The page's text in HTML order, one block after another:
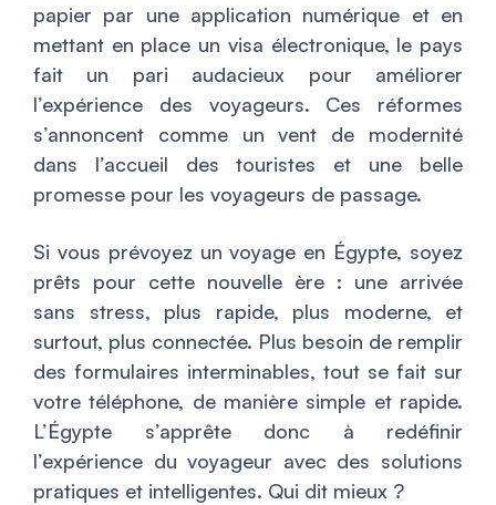
papier par une application numérique et en
mettant en place un visa électronique, le pays
fait un pari audacieux pour améliorer
l’expérience des voyageurs. Ces réformes
s’annoncent comme un vent de modernité
dans l’accueil des touristes et une belle
promesse pour les voyageurs de passage.
Si vous prévoyez un voyage en Égypte, soyez
prêts pour cette nouvelle ère : une arrivée
sans stress, plus rapide, plus moderne, et
surtout, plus connectée. Plus besoin de remplir
des formulaires interminables, tout se fait sur
votre téléphone, de manière simple et rapide.
L’Égypte s’apprête donc à redéfinir
l’expérience du voyageur avec des solutions
pratiques et intelligentes. Qui dit mieux ?